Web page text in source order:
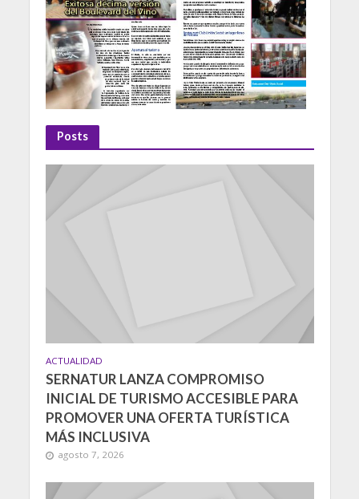
Posts
ACTUALIDAD
SERNATUR LANZA COMPROMISO
INICIAL DE TURISMO ACCESIBLE PARA
PROMOVER UNA OFERTA TURÍSTICA
MÁS INCLUSIVA
agosto 7, 2026